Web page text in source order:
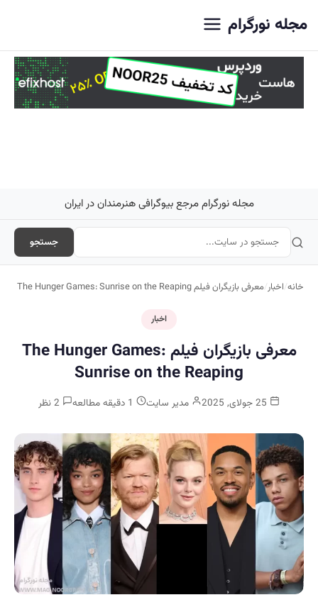
مجله نورگرام
مجله نورگرام مرجع بیوگرافی هنرمندان در ایران
جستجو
خانه/اخبار/معرفی بازیگران فیلم The Hunger Games: Sunrise on the Reaping
اخبار
معرفی بازیگران فیلم The Hunger Games:
Sunrise on the Reaping
مدیر سایت